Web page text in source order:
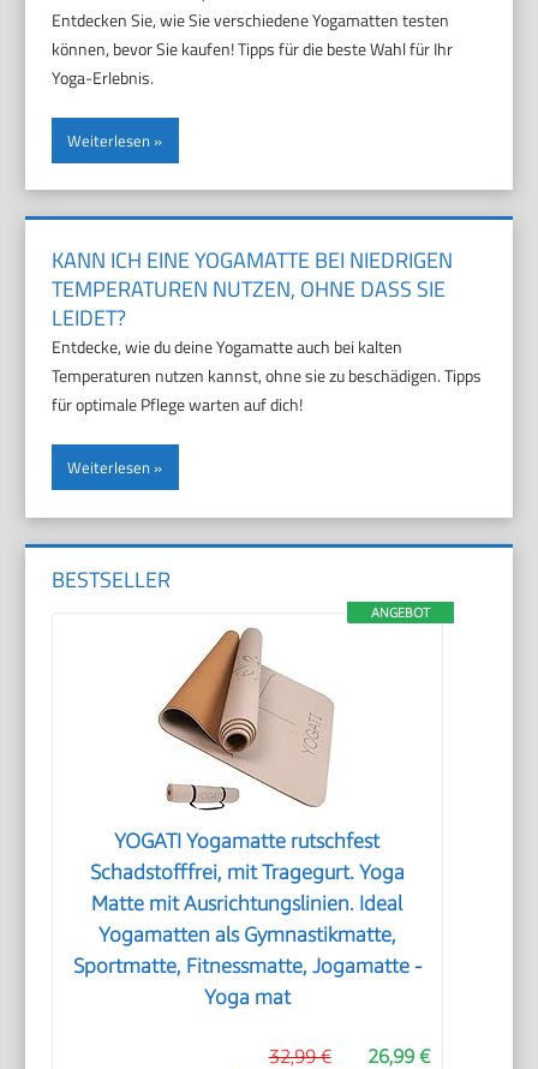
Entdecken Sie, wie Sie verschiedene Yogamatten testen
können, bevor Sie kaufen! Tipps für die beste Wahl für Ihr
Yoga-Erlebnis.
Weiterlesen
KANN ICH EINE YOGAMATTE BEI NIEDRIGEN
TEMPERATUREN NUTZEN, OHNE DASS SIE
LEIDET?
Entdecke, wie du deine Yogamatte auch bei kalten
Temperaturen nutzen kannst, ohne sie zu beschädigen. Tipps
für optimale Pflege warten auf dich!
Weiterlesen
BESTSELLER
ANGEBOT
YOGATI Yogamatte rutschfest
Schadstofffrei, mit Tragegurt. Yoga
Matte mit Ausrichtungslinien. Ideal
Yogamatten als Gymnastikmatte,
Sportmatte, Fitnessmatte, Jogamatte -
Yoga mat
26,99 €
32,99 €